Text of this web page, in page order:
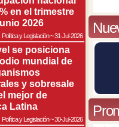
en el trimestre
2026
Política y Legislación~31-Jul-2026
se posiciona
mundial de
y sobresale
mejor de
Latina
Política y Legislación~30-Jul-2026